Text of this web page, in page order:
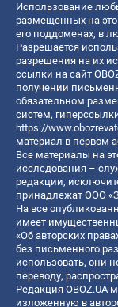
Использование
размещенных на
его поддоменах, в
Разрешается
разрешения на их
ссылки на сайт
получении
обязательном
систем,
https://
материал в первом
Все материалы на
исследования –
редакции,
принадлежат ООО
На все
имеет
«Об авторских
без письменного
использовать, они
переводу,
Редакция OBOZ.UA
изложенную в